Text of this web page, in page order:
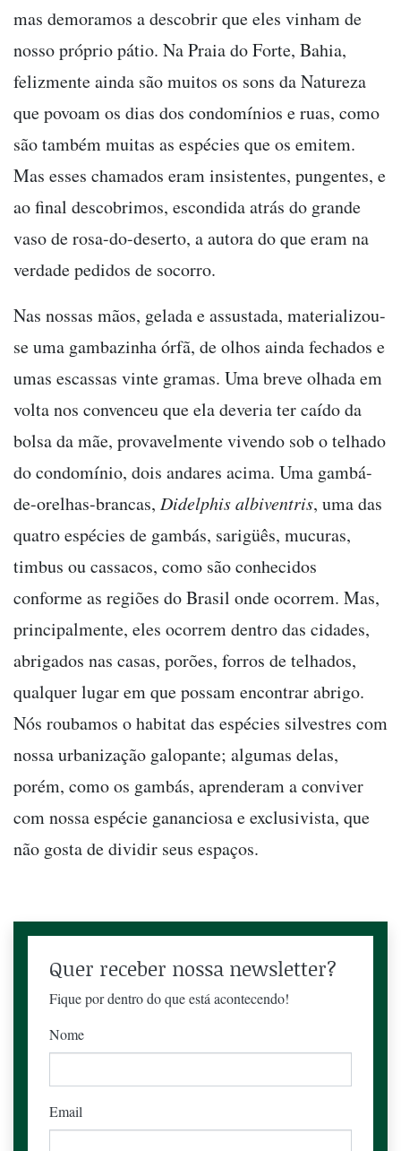
mas demoramos a descobrir que eles vinham de
nosso próprio pátio. Na Praia do Forte, Bahia,
felizmente ainda são muitos os sons da Natureza
que povoam os dias dos condomínios e ruas, como
são também muitas as espécies que os emitem.
Mas esses chamados eram insistentes, pungentes, e
ao final descobrimos, escondida atrás do grande
vaso de rosa-do-deserto, a autora do que eram na
verdade pedidos de socorro.
Nas nossas mãos, gelada e assustada, materializou-
se uma gambazinha órfã, de olhos ainda fechados e
umas escassas vinte gramas. Uma breve olhada em
volta nos convenceu que ela deveria ter caído da
bolsa da mãe, provavelmente vivendo sob o telhado
do condomínio, dois andares acima. Uma gambá-
de-orelhas-brancas, Didelphis albiventris, uma das
quatro espécies de gambás, sarigüês, mucuras,
timbus ou cassacos, como são conhecidos
conforme as regiões do Brasil onde ocorrem. Mas,
principalmente, eles ocorrem dentro das cidades,
abrigados nas casas, porões, forros de telhados,
qualquer lugar em que possam encontrar abrigo.
Nós roubamos o habitat das espécies silvestres com
nossa urbanização galopante; algumas delas,
porém, como os gambás, aprenderam a conviver
com nossa espécie gananciosa e exclusivista, que
não gosta de dividir seus espaços.
Quer receber nossa newsletter?
Fique por dentro do que está acontecendo!
Nome
Email